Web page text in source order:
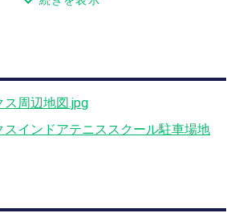
みっちり、でも安心できる雰囲気で学
を実感できないまま諦めてしまう——
と思いませんか？
『はじめてクラス』は、初心者レッス
ス周辺地図.jpg
スインドアテニススクール駐車場地